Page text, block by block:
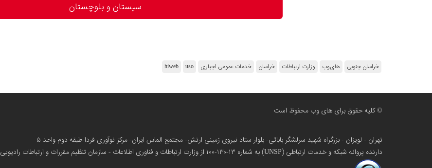
سیستان و بلوچستان
خراسان جنوبی های‌وب وزارت ارتباطات خراسان خدمات عمومی اجباری uso
hiweb
© کلیه حقوق برای های وب محفوظ است
تهران - لویزان - بزرگراه شهید سرلشگر بابائی- بلوار ستاد نیروی زمینی ارتش- مجتمع الماس ایران- مرکز نوآوری فردا-طبقه دوم واحد ۵
دارنده پروانه شبکه و خدمات ارتباطی (UNSP) به شماره ۱۳-۱۳۰-۱۰۰
از وزارت ارتباطات و فناوری اطلاعات - سازمان تنظیم مقررات و ارتباطات رادیویی